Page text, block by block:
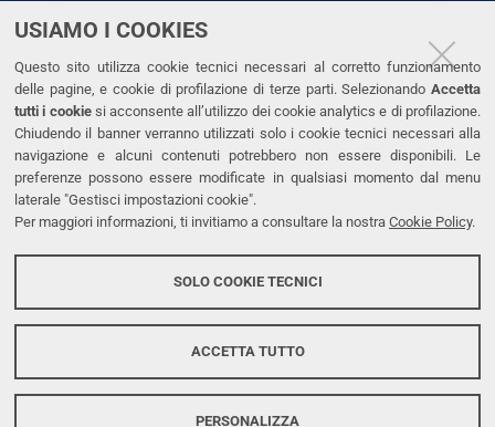
USIAMO I COOKIES
Questo sito utilizza cookie tecnici necessari al corretto funzionamento
delle pagine, e cookie di profilazione di terze parti. Selezionando Accetta
tutti i cookiesi acconsente all’utilizzo dei cookie analytics e di profilazione.
Chiudendo il banner verranno utilizzati solo i cookie tecnici necessari alla
navigazione e alcuni contenuti potrebbero non essere disponibili. Le
preferenze possono essere modificate in qualsiasi momento dal menu
laterale "Gestisci impostazioni cookie".
Per maggiori informazioni, ti invitiamo a consultare la nostra Cookie Policy.
SOLO COOKIE TECNICI
ACCETTA TUTTO
PERSONALIZZA
CONTATTI
Tel. +39 0532 293111
Fax. +39 0532 293031
PEC
LINKS
Dichiarazione di accessibilità
Protezione dati personali